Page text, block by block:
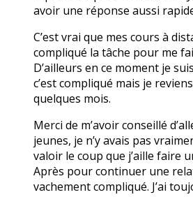
avoir une réponse aussi
C’est vrai que mes cours à
compliqué la tâche pour me
D’ailleurs en ce moment je
c’est compliqué mais je
quelques mois.
Merci de m’avoir conseillé
jeunes, je n’y avais pas
valoir le coup que j’aille faire
Après pour continuer une
vachement compliqué. J’ai